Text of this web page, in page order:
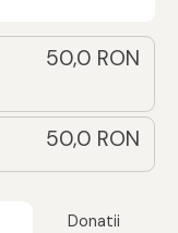
50,0 RON
50,0 RON
Donatii